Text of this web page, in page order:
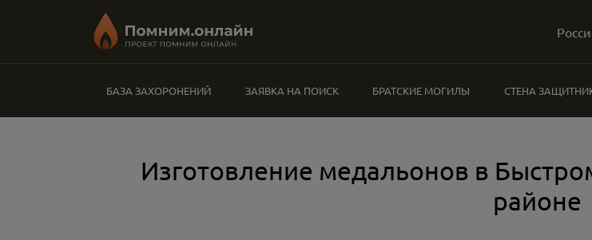
БАЗА ЗАХОРОНЕНИЙ ЗАЯВКА НА ПОИСК БРАТСКИЕ МОГИЛЫ СТЕНА
Изготовление медальонов в
районе